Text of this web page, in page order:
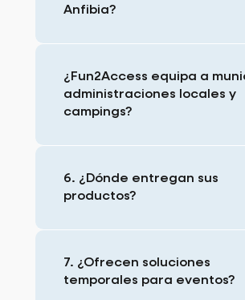
Anfibia?
¿Fun2Access equipa a
administraciones locales y
campings?
6. ¿Dónde entregan sus
productos?
7. ¿Ofrecen soluciones
temporales para eventos?